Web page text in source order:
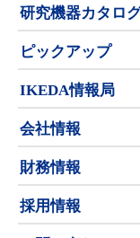
研究機器カタロ
ピックアップ
IKEDA情報局
会社情報
財務情報
採用情報